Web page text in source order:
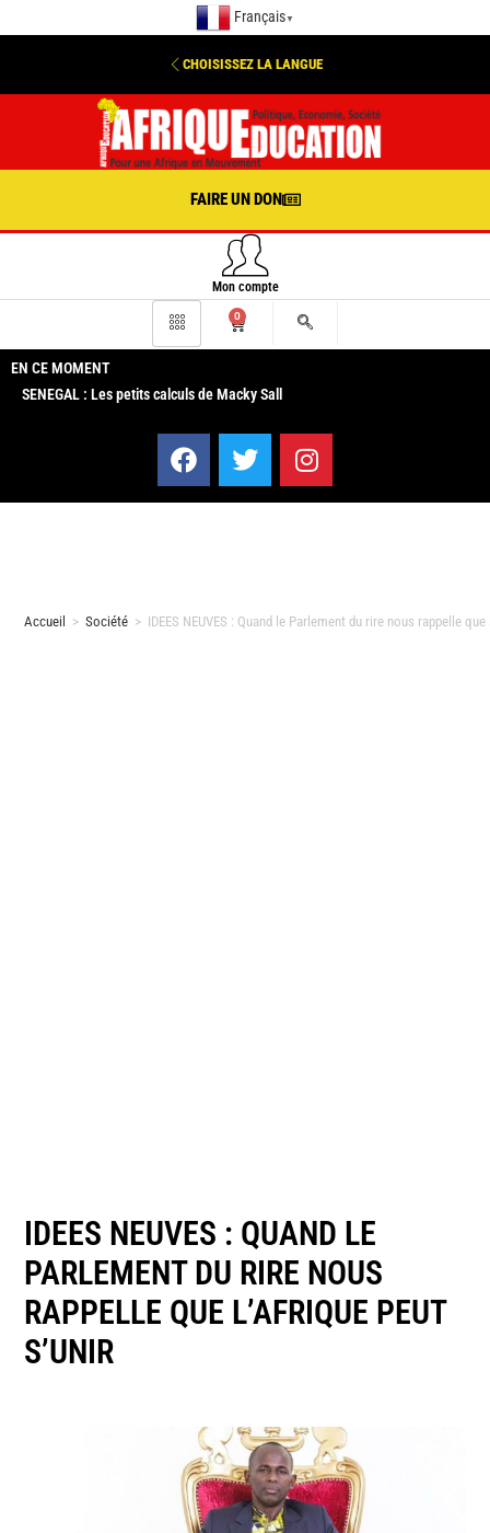
Français ▼
CHOISISSEZ LA LANGUE
FAIRE UN DON
Mon compte
0
EN CE MOMENT
SENEGAL : Les petits calculs de Macky Sall
Accueil > Société > IDEES NEUVES : Quand le Parlement du rire nous rappelle
IDEES NEUVES : QUAND LE
PARLEMENT DU RIRE NOUS
RAPPELLE QUE L’AFRIQUE PEUT
S’UNIR